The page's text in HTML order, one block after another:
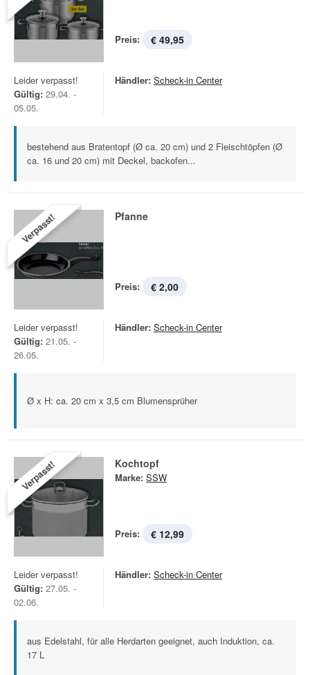
Preis: € 49,95
Leider verpasst!
Gültig: 29.04. -
05.05.
Händler: Scheck-in Center
bestehend aus Bratentopf (Ø ca. 20 cm) und 2 Fleischtöpfen (Ø
ca. 16 und 20 cm) mit Deckel, backofen...
Verpasst! Pfanne
Preis: € 2,00
Leider verpasst!
Gültig: 21.05. -
26.05.
Händler: Scheck-in Center
Ø x H: ca. 20 cm x 3,5 cm Blumensprüher
Verpasst! Kochtopf
Marke: SSW
Preis: € 12,99
Leider verpasst!
Gültig: 27.05. -
02.06.
Händler: Scheck-in Center
aus Edelstahl, für alle Herdarten geeignet, auch Induktion, ca.
17 L